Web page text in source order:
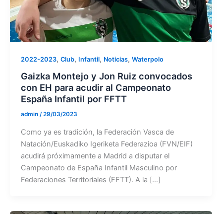
2022-2023, Club, Infantil, Noticias, Waterpolo
Gaizka Montejo y Jon Ruiz convocados
con EH para acudir al Campeonato
España Infantil por FFTT
admin /29/03/2023
Como ya es tradición, la Federación Vasca de
Natación/Euskadiko Igeriketa Federazioa (FVN/EIF)
acudirá próximamente a Madrid a disputar el
Campeonato de España Infantil Masculino por
Federaciones Territoriales (FFTT). A la […]